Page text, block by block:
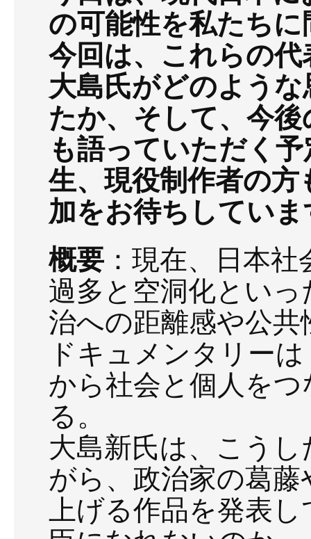
の可能性を私たち
今回は、これらの
大島氏がどのよう
たか、そして、今
も語っていただく
生、現役制作者の
加をお待ちしていま
概要 ：現在、日本
過多と空洞化とい
治への距離感や公
ドキュメンタリー
から社会と個人を
る。
大島新氏は、こう
がら、政治家の葛
上げる作品を発表